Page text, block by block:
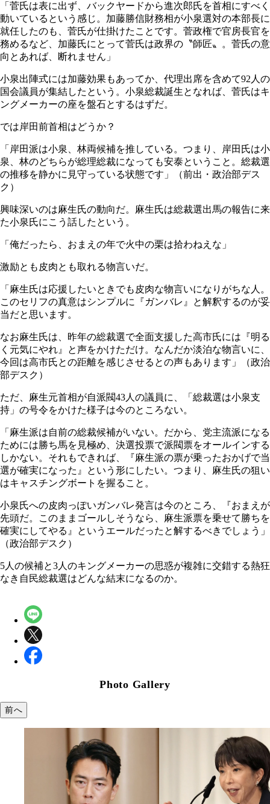
「菅氏は表に出ず、バックヤードから進次郎氏を首相にすべく
動いているという感じ。加藤勝信財務相が小泉選対の本部長に
就任したのも、菅氏が仕掛けたことです。菅政権で官房長官を
務めるなど、加藤氏にとって菅氏は政界の〝師匠〟。菅氏の意
向とあれば、断れません」
小泉出陣式には加藤効果もあってか、代理出席を含めて92人の
国会議員が集結したという。小泉総裁誕生となれば、菅氏はキ
ングメーカーの座を盤石とするはずだ。
では岸田前首相はどうか？
「岸田派は小泉、林両候補を推している。つまり、岸田氏は小
泉、林のどちらが総理総裁になっても安泰ということ。総裁選
の推移を静かに見守っている状態です」（前出・政治部デス
ク）
興味深いのは麻生氏の動向だ。麻生氏は総裁選出馬の報告に来
た小泉氏にこう話したという。
「俺だったら、おまえの年で火中の栗は拾わねえな」
激励とも皮肉とも取れる物言いだ。
「麻生氏は応援したいときでも皮肉な物言いになりがちな人。
このセリフの真意はシンプルに『ガンバレ』と解釈するのが妥
当だと思います。
なお麻生氏は、昨年の総裁選で全面支援した高市氏には『明る
く元気にやれ』と声をかけただけ。なんだか淡泊な物言いに、
今回は高市氏との距離を感じさせるとの声もあります」（政治
部デスク）
ただ、麻生元首相が自派閥43人の議員に、「総裁選は小泉支
持」の号令をかけた様子は今のところない。
「麻生派は自前の総裁候補がいない。だから、党主流派になる
ためには勝ち馬を見極め、決選投票で派閥票をオールインする
しかない。それもできれば、『麻生派の票が乗ったおかげで当
選が確実になった』という形にしたい。つまり、麻生氏の狙い
はキャスチングボートを握ること。
小泉氏への皮肉っぽいガンバレ発言は今のところ、『おまえが
先頭だ。このままゴールしそうなら、麻生派票を乗せて勝ちを
確実にしてやる』というエールだったと解するべきでしょう」
（政治部デスク）
5人の候補と3人のキングメーカーの思惑が複雑に交錯する熱狂
なき自民総裁選はどんな結末になるのか。
Photo Gallery
前へ